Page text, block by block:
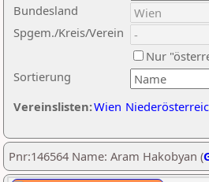
Sortierung
Bundesland
Spgem./Kreis/Verein
Nur
Vereinslisten:Wien
Pnr:146564 Name: Aram Hakobyan (